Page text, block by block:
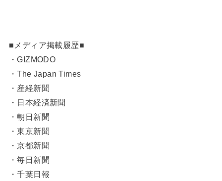
■メディア掲載履歴■
・GIZMODO
・The Japan Times
・産経新聞
・日本経済新聞
・朝日新聞
・東京新聞
・京都新聞
・毎日新聞
・千葉日報